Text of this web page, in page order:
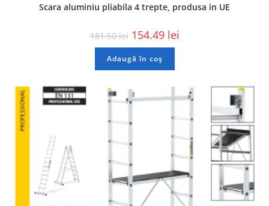
Scara aluminiu pliabila 4 trepte, produsa in UE
181.50lei 154.49 lei
Adaugă în coș